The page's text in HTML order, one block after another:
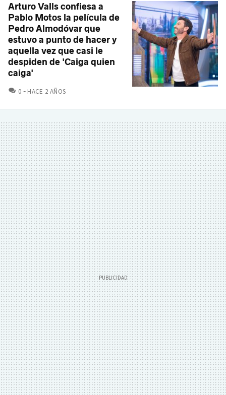
Arturo Valls confiesa a
Pablo Motos la película de
Pedro Almodóvar que
estuvo a punto de hacer y
aquella vez que casi le
despiden de 'Caiga quien
caiga'
0 COMENTARIOS
HACE 2 AÑOS